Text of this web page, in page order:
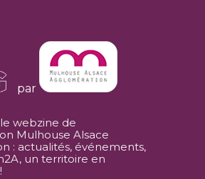
par
webzine de
Mulhouse Alsace
: actualités, événements,
un territoire en